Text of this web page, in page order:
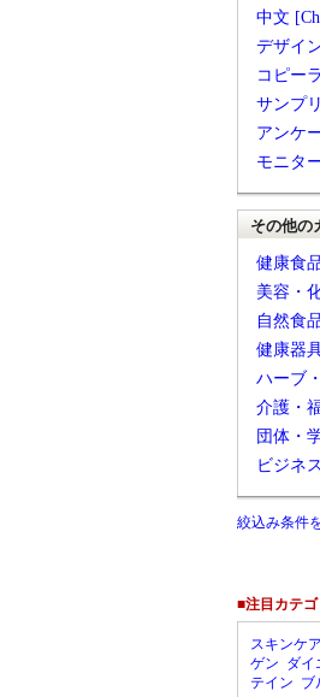
中文
デザイ
コピー
サンプ
アンケ
モニタ
その他の
健康食
美容・
自然食
健康器
ハーブ
介護・
団体・
ビジネ
絞込み条件
■注目カテゴ
スキンケア
ゲン ダイ
テイン ブ